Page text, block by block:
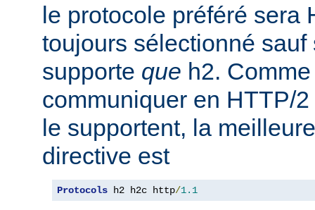
le protocole préféré sera
toujours sélectionné sauf
supporte que h2.
communiquer en HTTP/
le supportent, la
directive est
Protocols h2 h2c http/1.1